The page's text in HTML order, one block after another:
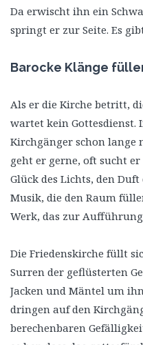
Da erwischt ihn ein
springt er zur Seite. Es
Barocke Klänge
Als er die Kirche betritt,
wartet kein Gottesdienst.
Kirchgänger schon lange
geht er gerne, oft sucht
Glück des Lichts, den
Musik, die den Raum
Werk, das zur
Die Friedenskirche füllt
Surren der geflüsterten
Jacken und Mäntel um
dringen auf den
berechenbaren